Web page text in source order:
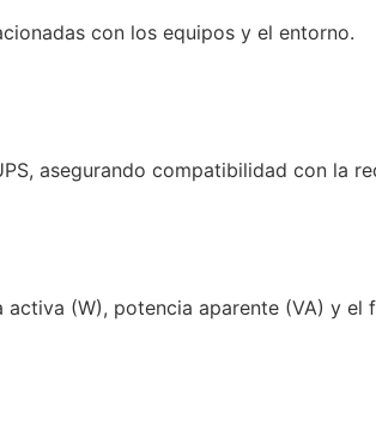
con los equipos y el entorno.
asegurando compatibilidad con la
(W), potencia aparente (VA) y